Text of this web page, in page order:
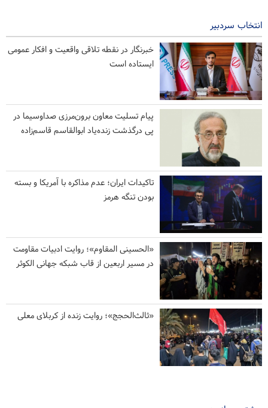
انتخاب سردبیر
خبرنگار در نقطه تلاقی واقعیت و افکار عمومی
ایستاده است
پیام تسلیت معاون برون‌مرزی صداوسیما در
پی درگذشت زنده‌یاد ابوالقاسم قاسم‌زاده
تاکیدات ایران؛ عدم مذاکره با آمریکا و بسته
بودن تنگه هرمز
«الحسینی المقاوم»؛ روایت ادبیات مقاومت
در مسیر اربعین از قاب شبکه جهانی الکوثر
«ثالث‌الحجج»؛ روایت زنده از کربلای معلی